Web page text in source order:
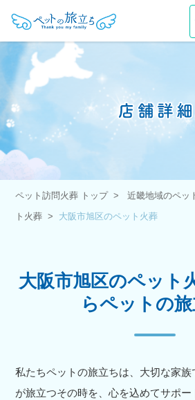
ペット訪問火葬 トップ 近畿地域のペッ
ト火葬
大阪市旭区のペット火葬
大阪市旭区のペット
らペットの
私たちペットの旅立ちは、大切な家
が旅立つその時を、心を込めてサポー